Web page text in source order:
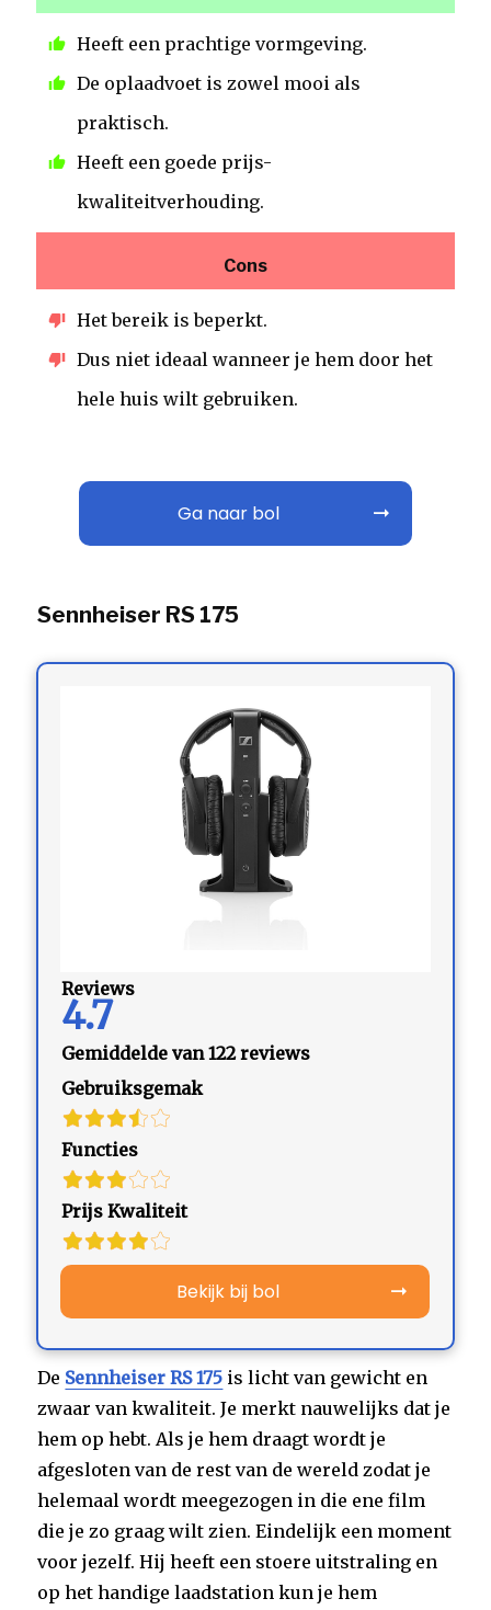
Heeft een prachtige vormgeving.
De oplaadvoet is zowel mooi als
praktisch.
Heeft een goede prijs-
kwaliteitverhouding.
Cons
Het bereik is beperkt.
Dus niet ideaal wanneer je hem door het
hele huis wilt gebruiken.
Ga naar bol
Sennheiser RS 175
Reviews
4.7
Gemiddelde van 122 reviews
Gebruiksgemak
Functies
Prijs Kwaliteit
Bekijk bij bol
De Sennheiser RS 175 is licht van gewicht en
zwaar van kwaliteit. Je merkt nauwelijks dat je
hem op hebt. Als je hem draagt wordt je
afgesloten van de rest van de wereld zodat je
helemaal wordt meegezogen in die ene film
die je zo graag wilt zien. Eindelijk een moment
voor jezelf. Hij heeft een stoere uitstraling en
op het handige laadstation kun je hem